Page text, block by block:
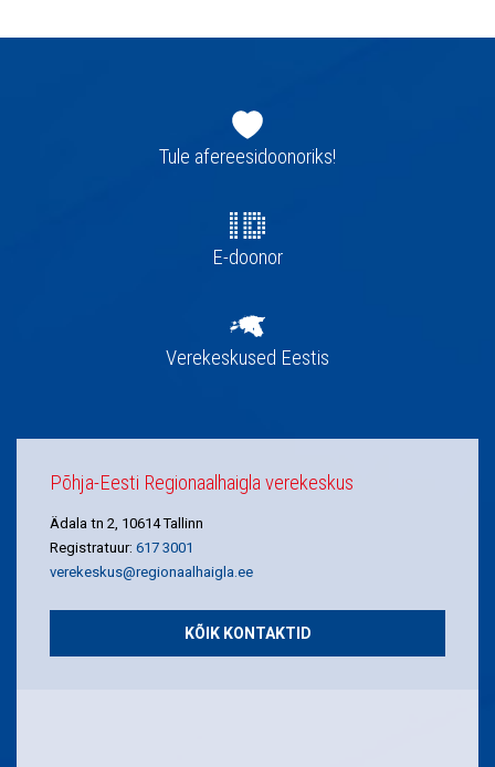
navigatsioonTule afereesidoonoriks!
E-doonor
Verekeskused Eestis
Põhja-Eesti Regionaalhaigla verekeskus
Ädala tn 2, 10614 Tallinn
Registratuur: 617 3001
verekeskus@regionaalhaigla.ee
KÕIK KONTAKTID